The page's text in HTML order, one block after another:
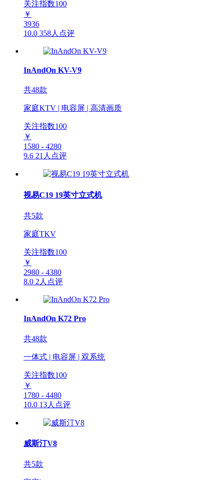
关注指数100
￥
3936
10.0 358人点评
InAndOn KV-V9
共48款
家庭KTV | 电容屏 | 高清画质
关注指数100
￥
1580 - 4280
9.6 21人点评
视易C19 19英寸立式机
共5款
家庭TKV
关注指数100
￥
2980 - 4380
8.0 2人点评
InAndOn K72 Pro
共48款
一体式 | 电容屏 | 双系统
关注指数100
￥
1780 - 4480
10.0 13人点评
威斯汀V8
共5款